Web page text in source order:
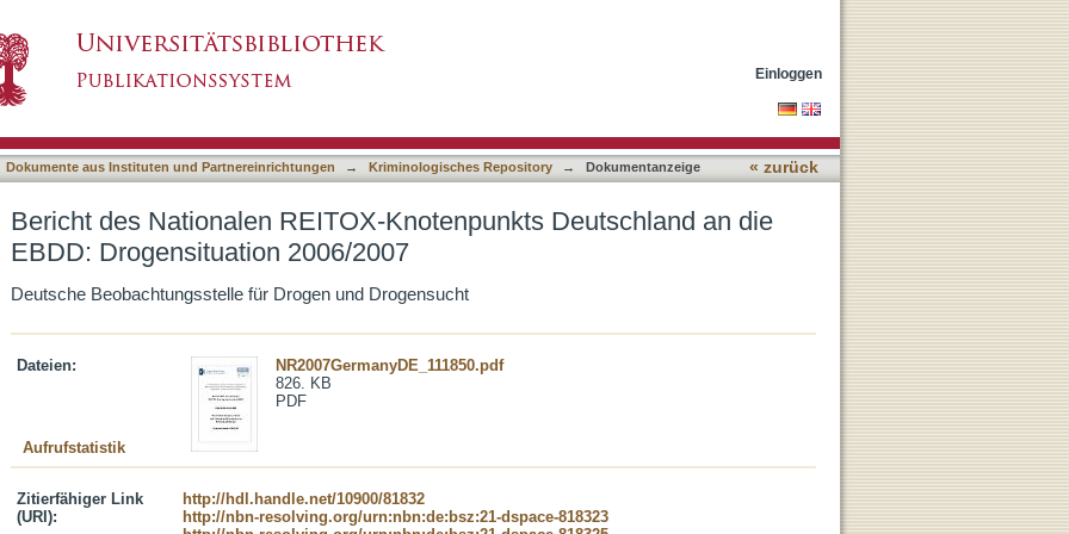
Einloggen
Dokumente aus Instituten und Partnereinrichtungen → Kriminologisches Repository → Dokumentanzeige « zurück
Bericht des Nationalen REITOX-Knotenpunkts Deutschland an die
EBDD: Drogensituation 2006/2007
Deutsche Beobachtungsstelle für Drogen und Drogensucht
Dateien:
NR2007GermanyDE_111850.pdf
826. KB
PDF
Aufrufstatistik
Zitierfähiger Link
(URI):
http://hdl.handle.net/10900/81832
http://nbn-resolving.org/urn:nbn:de:bsz:21-dspace-818323